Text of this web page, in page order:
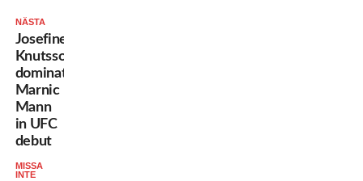
NÄSTA
Josefine
Knutsson
dominates
Marnic
Mann
in UFC
debut
MISSA
INTE